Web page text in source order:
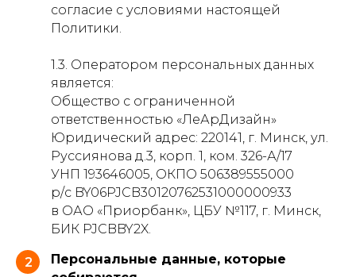
согласие с условиями настоящей
Политики.
1.3. Оператором персональных данных
является:
Общество с ограниченной
ответственностью «ЛеАрДизайн»
Юридический адрес: 220141, г. Минск, ул.
Руссиянова д.3, корп. 1, ком. 326-А/17
УНП 193646005, ОКПО 506389555000
р/с BY06PJCB30120762531000000933
в ОАО «Приорбанк», ЦБУ №117, г. Минск,
БИК PJCBBY2X.
2
Персональные данные, которые